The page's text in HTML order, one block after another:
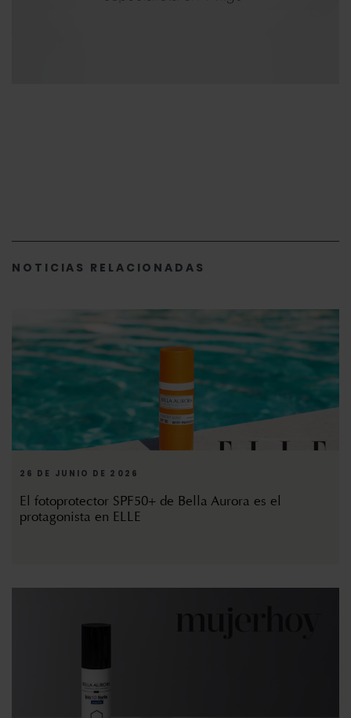
NOTICIAS RELACIONADAS
26 DE JUNIO DE 2026
El fotoprotector SPF50+ de Bella Aurora es el
protagonista en ELLE